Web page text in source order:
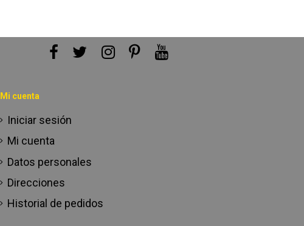
Mi cuenta
Iniciar sesión
Mi cuenta
Datos personales
Direcciones
Historial de pedidos